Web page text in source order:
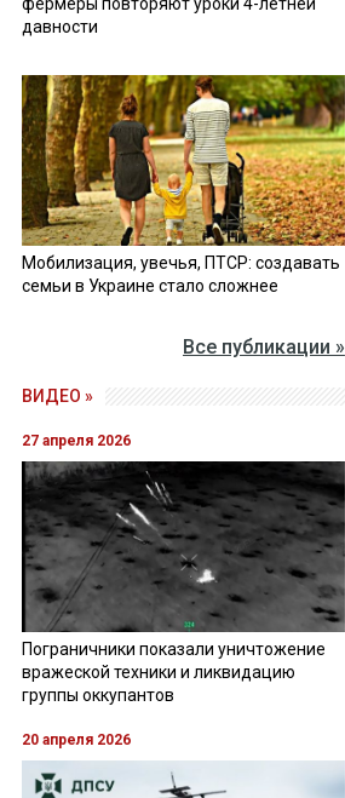
давности
Мобилизация, увечья, ПТСР: создавать
семьи в Украине стало сложнее
Все публикации »
ВИДЕО »
27 апреля 2026
Пограничники показали уничтожение
вражеской техники и ликвидацию
группы оккупантов
20 апреля 2026